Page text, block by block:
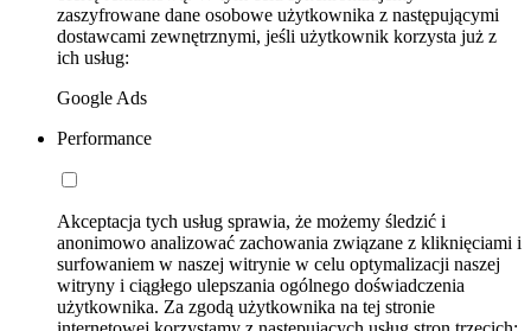
zaszyfrowane dane osobowe użytkownika z następującymi
dostawcami zewnętrznymi, jeśli użytkownik korzysta już z
ich usług:
Google Ads
Performance
Akceptacja tych usług sprawia, że możemy śledzić i
anonimowo analizować zachowania związane z kliknięciami i
surfowaniem w naszej witrynie w celu optymalizacji naszej
witryny i ciągłego ulepszania ogólnego doświadczenia
użytkownika. Za zgodą użytkownika na tej stronie